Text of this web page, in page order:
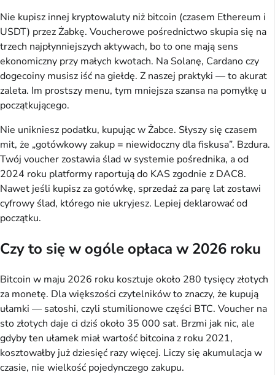
Nie kupisz innej kryptowaluty niż bitcoin (czasem Ethereum i
USDT) przez Żabkę. Voucherowe pośrednictwo skupia się na
trzech najpłynniejszych aktywach, bo to one mają sens
ekonomiczny przy małych kwotach. Na Solanę, Cardano czy
dogecoiny musisz iść na giełdę. Z naszej praktyki — to akurat
zaleta. Im prostszy menu, tym mniejsza szansa na pomyłkę u
początkującego.
Nie unikniesz podatku, kupując w Żabce. Słyszy się czasem
mit, że „gotówkowy zakup = niewidoczny dla fiskusa”. Bzdura.
Twój voucher zostawia ślad w systemie pośrednika, a od
2024 roku platformy raportują do KAS zgodnie z DAC8.
Nawet jeśli kupisz za gotówkę, sprzedaż za parę lat zostawi
cyfrowy ślad, którego nie ukryjesz. Lepiej deklarować od
początku.
Czy to się w ogóle opłaca w 2026 roku
Bitcoin w maju 2026 roku kosztuje około 280 tysięcy złotych
za monetę. Dla większości czytelników to znaczy, że kupują
ułamki — satoshi, czyli stumilionowe części BTC. Voucher na
sto złotych daje ci dziś około 35 000 sat. Brzmi jak nic, ale
gdyby ten ułamek miał wartość bitcoina z roku 2021,
kosztowałby już dziesięć razy więcej. Liczy się akumulacja w
czasie, nie wielkość pojedynczego zakupu.